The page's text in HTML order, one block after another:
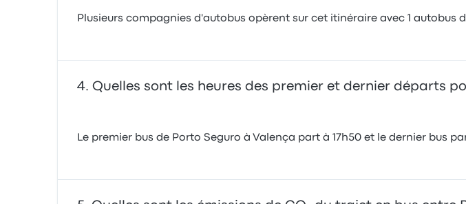
Plusieurs compagnies d'autobus opèrent sur cet itinéraire avec 1 autobus
Quelles sont les heures des premier et dernier départs
Le premier bus de Porto Seguro à Valença part à 17h50 et le dernier bus